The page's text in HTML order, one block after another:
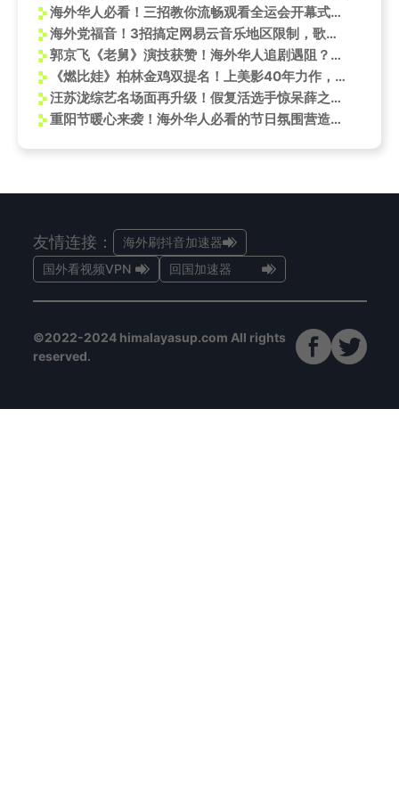
海外华人必看！三招教你流畅观看全运会开幕式直播
海外党福音！3招搞定网易云音乐地区限制，歌词不同步也能秒解决
郭京飞《老舅》演技获赞！海外华人追剧遇阻？一招教你轻松看央视频
《燃比娃》柏林金鸡双提名！上美影40年力作，水墨融合沙画剪纸，幕后独家揭秘
汪苏泷综艺名场面再升级！假复活选手惊呆薛之谦周深，网友直呼太会玩
重阳节暖心来袭！海外华人必看的节日氛围营造指南
友情连接：
海外刷抖音加速器
国外看视频VPN
回国加速器
©2022-2024 himalayasup.com All rights
reserved.